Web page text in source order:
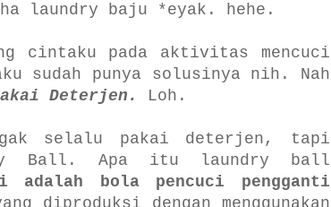
laundry baju *eyak. hehe.
cintaku pada aktivitas mencuci
sudah punya solusinya nih. Nah
Deterjen. Loh.
selalu pakai deterjen, tapi
Ball. Apa itu laundry ball
adalah bola pencuci pengganti